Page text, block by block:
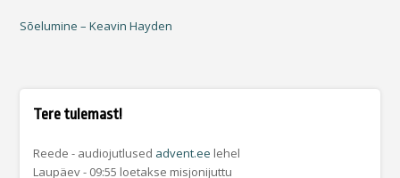
Sõelumine – Keavin Hayden
Tere tulemast!
Reede - audiojutlused advent.ee lehel
Laupäev - 09:55 loetakse misjonijuttu